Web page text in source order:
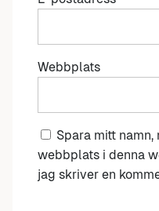
Webbplats
Spara mitt
webbplats i denna
jag skriver en